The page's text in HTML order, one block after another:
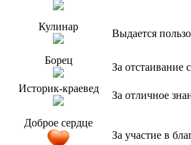
Кулинар
Выдается
Борец
За отстаивание
Историк-краевед
За отличное
Доброе сердце
За участие в